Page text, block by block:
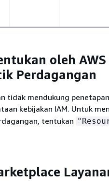
oleh AWS
Perdagangan
tidak mendukung
kebijakan IAM. Untuk
tentukan